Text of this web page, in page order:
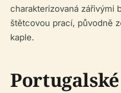
charakterizovaná zářivými
štětcovou prací, původně
kaple.